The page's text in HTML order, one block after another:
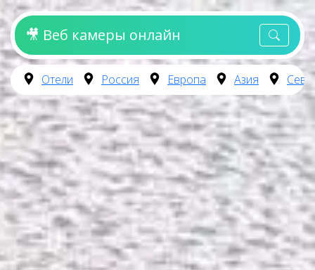
🎥 Веб камеры онлайн
Отели Россия Европа Азия